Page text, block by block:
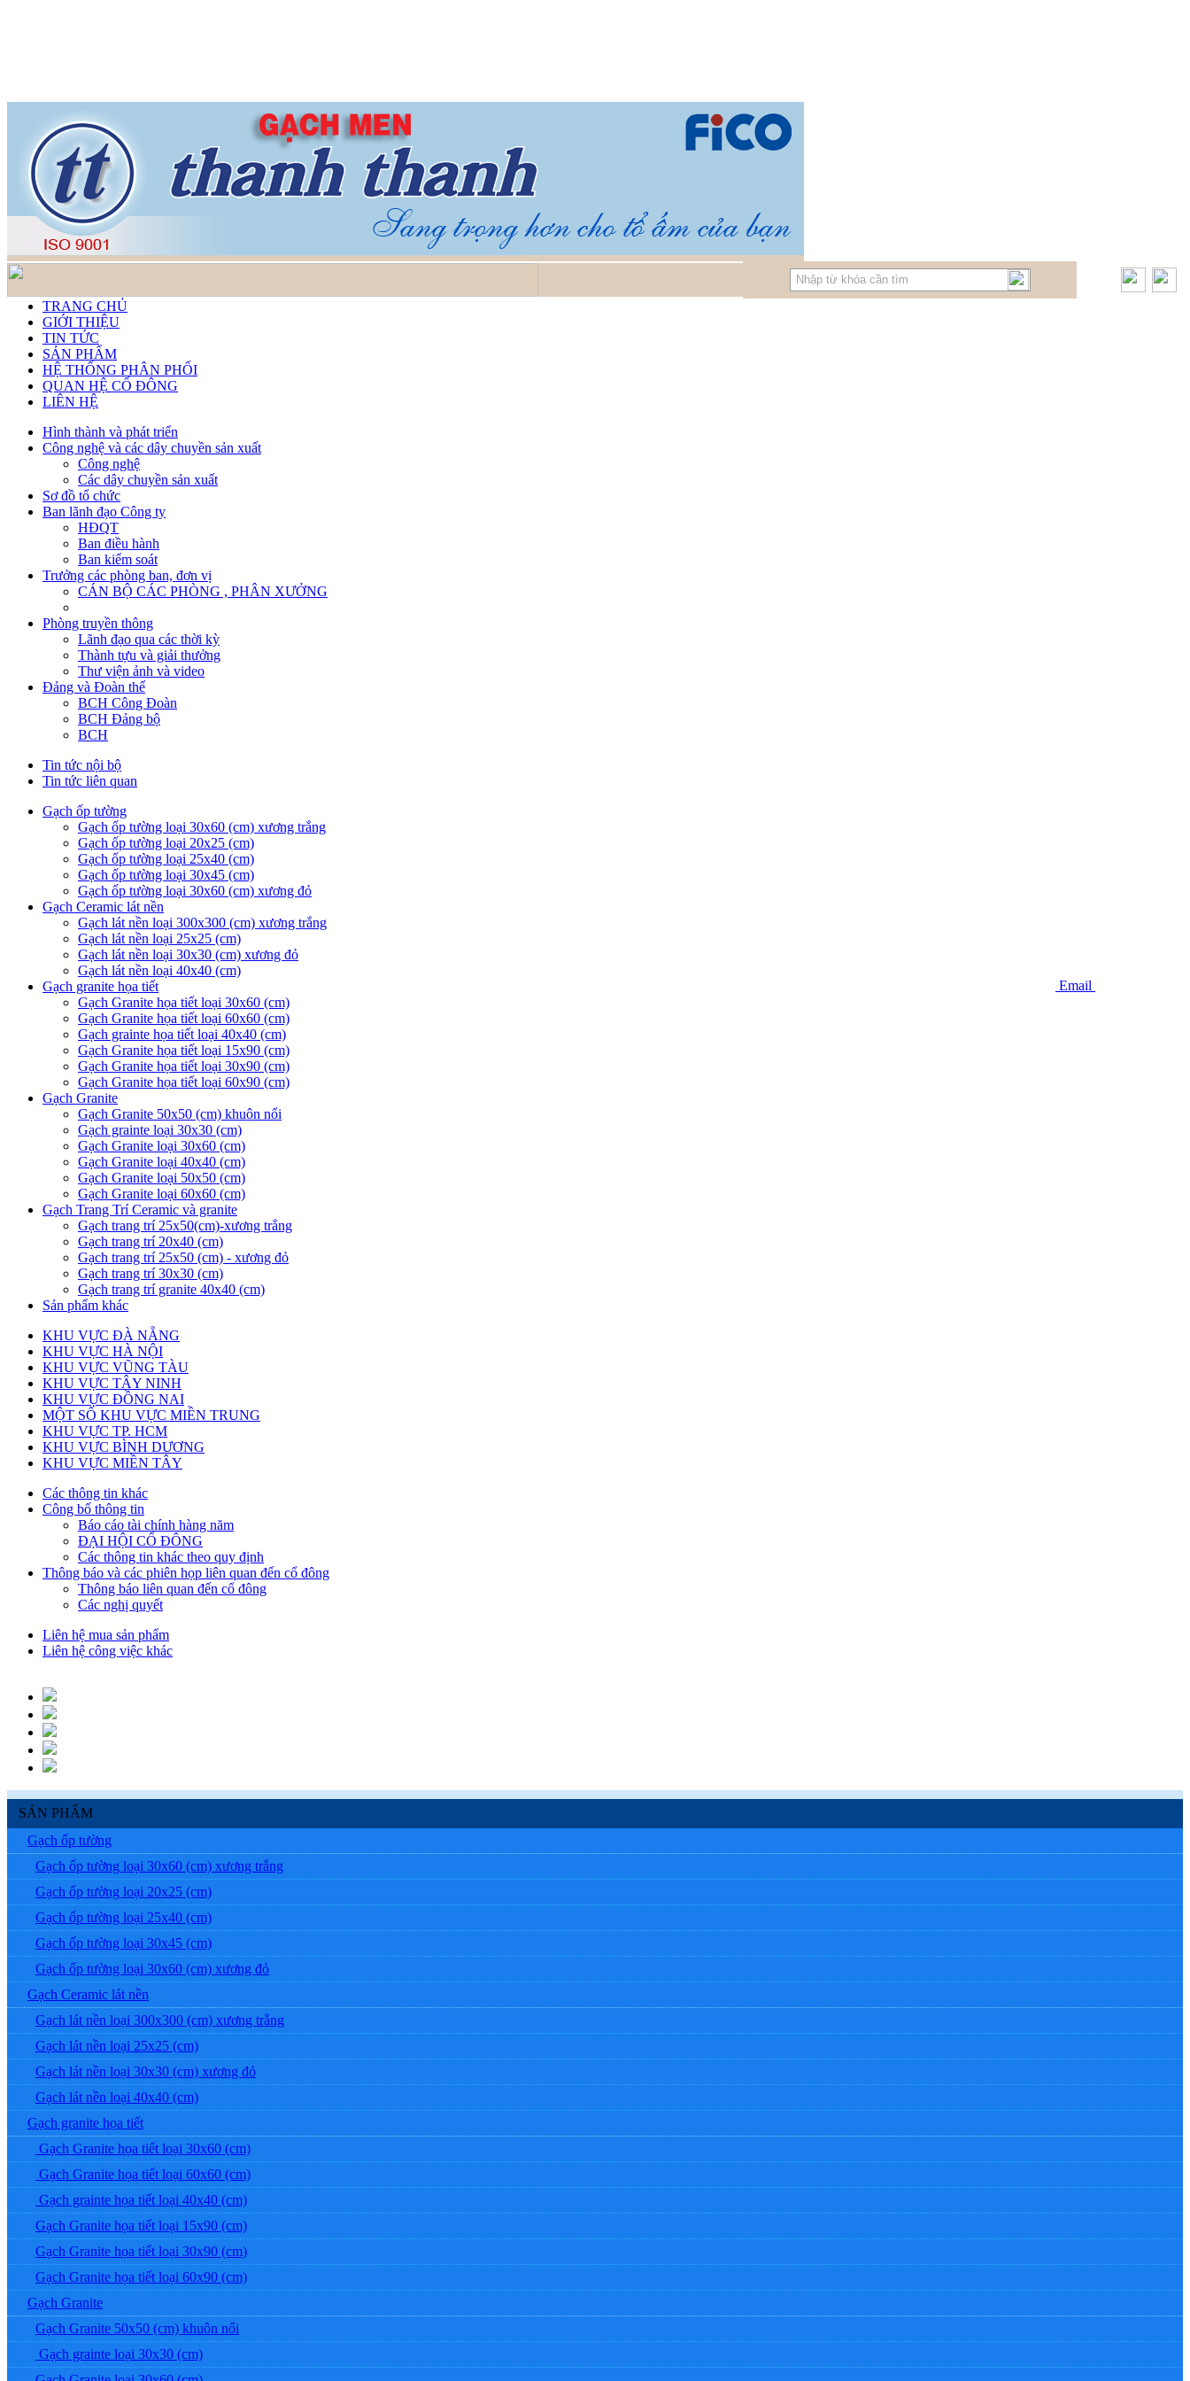
TRANG CHỦ
GIỚI THIỆU
TIN TỨC
SẢN PHẨM
HỆ THỐNG PHÂN PHỐI
QUAN HỆ CỔ ĐÔNG
LIÊN HỆ
Hình thành và phát triển
Công nghệ và các dây chuyền sản xuất
Công nghệ
Các dây chuyền sản xuất
Sơ đồ tổ chức
Ban lãnh đạo Công ty
HĐQT
Ban điều hành
Ban kiểm soát
Trưởng các phòng ban, đơn vị
CÁN BỘ CÁC PHÒNG , PHÂN XƯỞNG
Phòng truyền thông
Lãnh đạo qua các thời kỳ
Thành tựu và giải thưởng
Thư viện ảnh và video
Đảng và Đoàn thể
BCH Công Đoàn
BCH Đảng bộ
BCH
Tin tức nội bộ
Tin tức liên quan
Gạch ốp tường
Gạch ốp tường loại 30x60 (cm) xương trắng
Gạch ốp tường loại 20x25 (cm)
Gạch ốp tường loại 25x40 (cm)
Gạch ốp tường loại 30x45 (cm)
Gạch ốp tường loại 30x60 (cm) xương đỏ
Gạch Ceramic lát nền
Gạch lát nền loại 300x300 (cm) xương trắng
Gạch lát nền loại 25x25 (cm)
Gạch lát nền loại 30x30 (cm) xương đỏ
Gạch lát nền loại 40x40 (cm)
Gạch granite họa tiết
Gạch Granite họa tiết loại 30x60 (cm)
Gạch Granite họa tiết loại 60x60 (cm)
Gạch grainte họa tiết loại 40x40 (cm)
Gạch Granite họa tiết loại 15x90 (cm)
Gạch Granite họa tiết loại 30x90 (cm)
Gạch Granite họa tiết loại 60x90 (cm)
Gạch Granite
Gạch Granite 50x50 (cm) khuôn nổi
Gạch grainte loại 30x30 (cm)
Gạch Granite loại 30x60 (cm)
Gạch Granite loại 40x40 (cm)
Gạch Granite loại 50x50 (cm)
Gạch Granite loại 60x60 (cm)
Gạch Trang Trí Ceramic và granite
Gạch trang trí 25x50(cm)-xương trắng
Gạch trang trí 20x40 (cm)
Gạch trang trí 25x50 (cm) - xương đỏ
Gạch trang trí 30x30 (cm)
Gạch trang trí granite 40x40 (cm)
Sản phẩm khác
KHU VỰC ĐÀ NẴNG
KHU VỰC HÀ NỘI
KHU VỰC VŨNG TÀU
KHU VỰC TÂY NINH
KHU VỰC ĐỒNG NAI
MỘT SỐ KHU VỰC MIỀN TRUNG
KHU VỰC TP. HCM
KHU VỰC BÌNH DƯƠNG
KHU VỰC MIỀN TÂY
Các thông tin khác
Công bố thông tin
Báo cáo tài chính hàng năm
ĐẠI HỘI CỔ ĐÔNG
Các thông tin khác theo quy định
Thông báo và các phiên họp liên quan đến cổ đông
Thông báo liên quan đến cổ đông
Các nghị quyết
Liên hệ mua sản phẩm
Liên hệ công việc khác
Email
SẢN PHẨM
Gạch ốp tường
Gạch ốp tường loại 30x60 (cm) xương trắng
Gạch ốp tường loại 20x25 (cm)
Gạch ốp tường loại 25x40 (cm)
Gạch ốp tường loại 30x45 (cm)
Gạch ốp tường loại 30x60 (cm) xương đỏ
Gạch Ceramic lát nền
Gạch lát nền loại 300x300 (cm) xương trắng
Gạch lát nền loại 25x25 (cm)
Gạch lát nền loại 30x30 (cm) xương đỏ
Gạch lát nền loại 40x40 (cm)
Gạch granite họa tiết
Gạch Granite họa tiết loại 30x60 (cm)
Gạch Granite họa tiết loại 60x60 (cm)
Gạch grainte họa tiết loại 40x40 (cm)
Gạch Granite họa tiết loại 15x90 (cm)
Gạch Granite họa tiết loại 30x90 (cm)
Gạch Granite họa tiết loại 60x90 (cm)
Gạch Granite
Gạch Granite 50x50 (cm) khuôn nổi
Gạch grainte loại 30x30 (cm)